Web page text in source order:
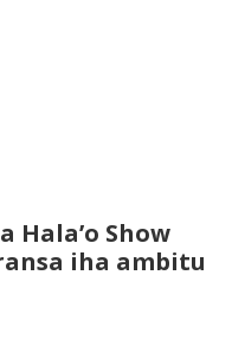
Hala’o Show
iha ambitu